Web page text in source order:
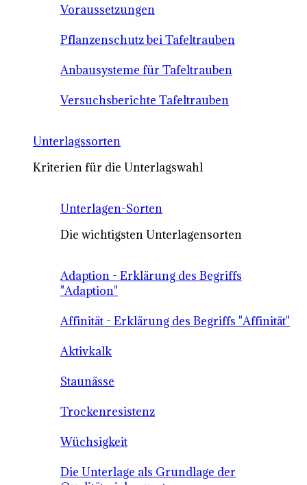
Voraussetzungen
Pflanzenschutz bei Tafeltrauben
Anbausysteme für Tafeltrauben
Versuchsberichte Tafeltrauben
Unterlagssorten
Kriterien für die Unterlagswahl
Unterlagen-Sorten
Die wichtigsten Unterlagensorten
Adaption - Erklärung des Begriffs
"Adaption"
Affinität - Erklärung des Begriffs "Affinität"
Aktivkalk
Staunässe
Trockenresistenz
Wüchsigkeit
Die Unterlage als Grundlage der